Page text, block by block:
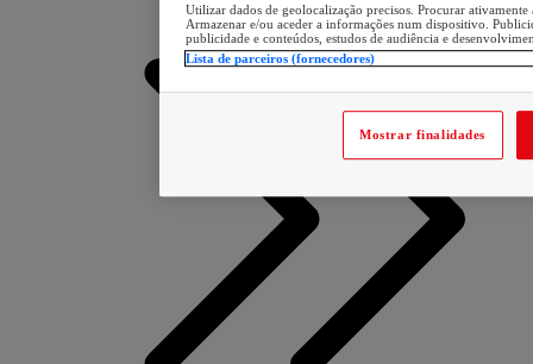
Utilizar dados de geolocalização precisos. Procurar
Armazenar e/ou aceder a informações num dispositivo.
publicidade e conteúdos, estudos de audiência e
Lista de parceiros (fornecedores)
Mostrar finalidades